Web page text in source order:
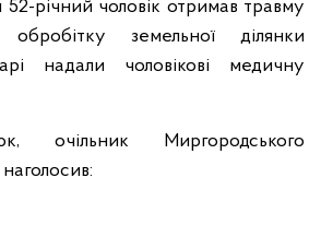
52-річний чоловік отримав травму
земельної ділянки
надали чоловікові медичну
очільник Миргородського
наголосив: